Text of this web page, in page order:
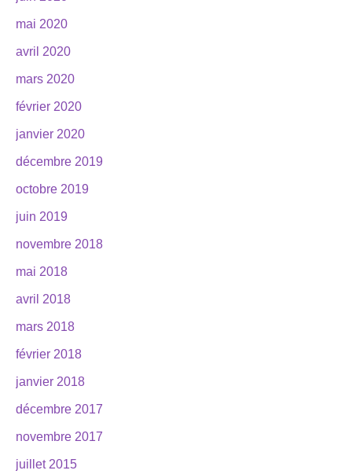
mai 2020
avril 2020
mars 2020
février 2020
janvier 2020
décembre 2019
octobre 2019
juin 2019
novembre 2018
mai 2018
avril 2018
mars 2018
février 2018
janvier 2018
décembre 2017
novembre 2017
juillet 2015